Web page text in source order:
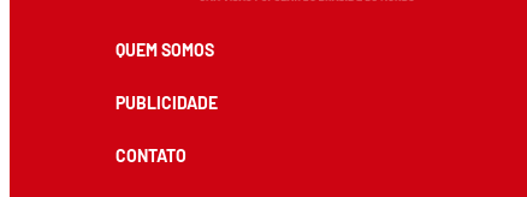
QUEM SOMOS
PUBLICIDADE
CONTATO